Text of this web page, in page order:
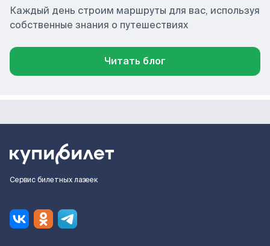
Каждый день строим маршруты для вас, используя
собственные знания о путешествиях
Читать блог
Сервис билетных лазеек